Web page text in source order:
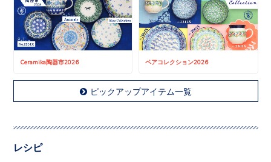
Ceramika陶器市2026 ペアコレクション2026
ピックアップアイテム一覧
レシピ